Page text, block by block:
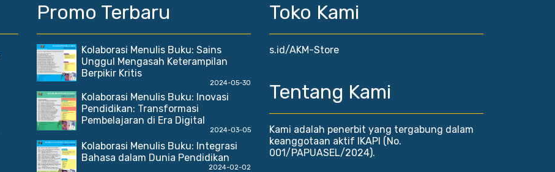
Promo Terbaru
Kolaborasi Menulis Buku: Sains
Unggul Mengasah Keterampilan
Berpikir Kritis
2024-05-30
Kolaborasi Menulis Buku: Inovasi
Pendidikan: Transformasi
Pembelajaran di Era Digital
2024-03-05
Kolaborasi Menulis Buku: Integrasi
Bahasa dalam Dunia Pendidikan
2024-02-02
Toko Kami
s.id/AKM-Store
Tentang Kami
Kami adalah penerbit yang tergabung dalam
keanggotaan aktif IKAPI (No.
001/PAPUASEL/2024).